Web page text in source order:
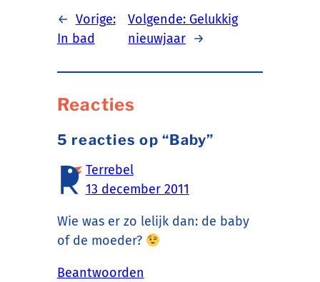
← Vorige:
In bad
Volgende: Gelukkig
nieuwjaar →
Reacties
5 reacties op “Baby”
Terrebel
13 december 2011
Wie was er zo lelijk dan: de baby
of de moeder?
Beantwoorden